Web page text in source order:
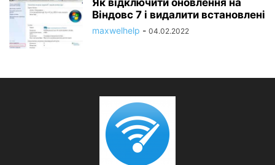
Як відключити оновлення на
Віндовс 7 і видалити встановлені
maxwelhelp - 04.02.2022